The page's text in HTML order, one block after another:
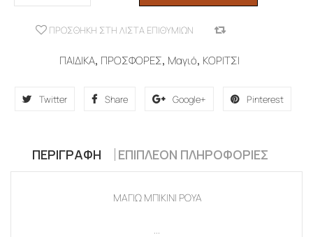
ΠΡΟΣΘΉΚΗ ΣΤΗ ΛΊΣΤΑ ΕΠΙΘΥΜΙΏΝ
ΠΑΙΔΙΚΑ, ΠΡΟΣΦΟΡΕΣ, Μαγιό, ΚΟΡΙΤΣΙ
Twitter Share Google+ Pinterest
ΠΕΡΙΓΡΑΦΉ ΕΠΙΠΛΈΟΝ ΠΛΗΡΟΦΟΡΊΕΣ
ΜΑΓΙΩ ΜΠΙΚΙΝΙ ΡΟΥΑ
...